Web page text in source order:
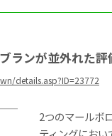
ランが並外れた評
details.asp?ID=23772
2つのマールボ